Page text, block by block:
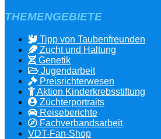
THEMENGEBIETE
Tipp von Taubenfreunden
Zucht und Haltung
Genetik
Jugendarbeit
Preisrichterwesen
Aktion Kinderkrebsstiftung
Züchterportraits
Reiseberichte
Fachverbandsarbeit
VDT-Fan-Shop